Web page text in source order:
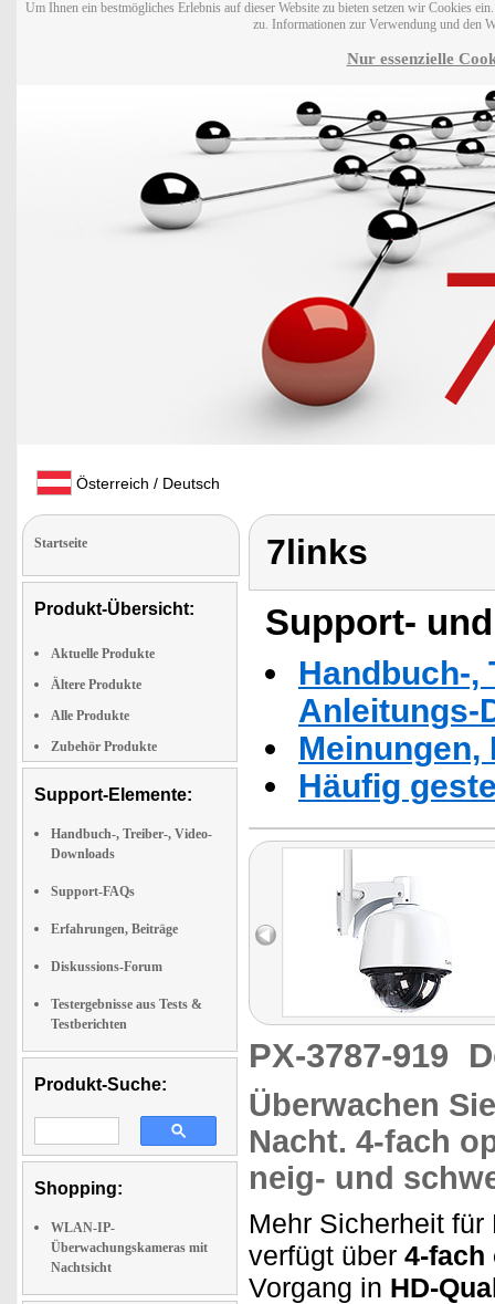
Um Ihnen ein bestmögliches Erlebnis auf dieser Website zu bieten setzen wir Cookies
zu. Informationen zur Verwendung und den
Nur essenzielle
Österreich / Deutsch
Startseite
Produkt-Übersicht:
Aktuelle Produkte
Ältere Produkte
Alle Produkte
Zubehör Produkte
Support-Elemente:
Handbuch-, Treiber-, Video-
Downloads
Support-FAQs
Erfahrungen, Beiträge
Diskussions-Forum
Testergebnisse aus Tests &
Testberichten
Produkt-Suche:
Shopping:
WLAN-IP-
Überwachungskameras mit
Nachtsicht
7links
Support-
Handbuch-,
Anleitungs-
Häufig
PX-3787-919
Überwachen
Nacht. 4-fach
neig- und
Mehr Sicherheit
verfügt über 4-fach
Vorgang in HD-